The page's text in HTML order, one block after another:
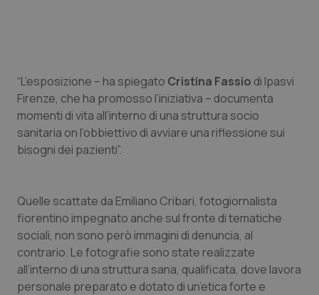
Liguria
Lombardia
Molise
Piemonte
Provincia Autonoma di Bolzano
Disturbi dell’umore
Dolore
Epatiti
HIV
Infezioni & Febbre
“L’esposizione – ha spiegato Cristina Fassio di Ipasvi
Firenze, che ha promosso l’iniziativa – documenta
momenti di vita all’interno di una struttura socio
sanitaria on l’obbiettivo di avviare una riflessione sui
bisogni dei pazienti”.
Quelle scattate da Emiliano Cribari, fotogiornalista
fiorentino impegnato anche sul fronte di tematiche
sociali, non sono però immagini di denuncia, al
contrario. Le fotografie sono state realizzate
all’interno di una struttura sana, qualificata, dove lavora
personale preparato e dotato di un’etica forte e